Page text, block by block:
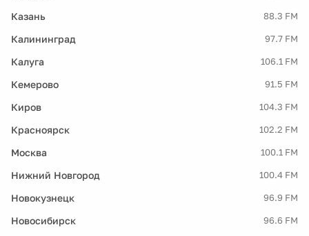
Казань 88.3 FM
Калининград 97.7 FM
Калуга 106.1 FM
Кемерово 91.5 FM
Киров 104.3 FM
Красноярск 102.2 FM
Москва 100.1 FM
Нижний Новгород 100.4 FM
Новокузнецк 96.9 FM
Новосибирск 96.6 FM